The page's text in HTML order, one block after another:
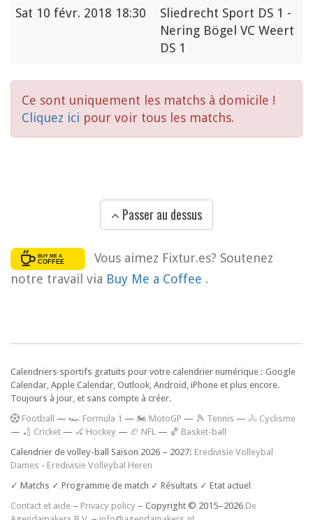
Sat 10 févr. 2018 18:30
Sliedrecht Sport DS 1 -
Nering Bögel VC Weert
DS 1
Ce sont uniquement les matchs à domicile !
Cliquez ici pour voir tous les matchs.
Passer au dessus
Vous aimez Fixtur.es? Soutenez
notre travail via Buy Me a Coffee .
Calendriers sportifs gratuits pour votre calendrier numérique : Google
Calendar, Apple Calendar, Outlook, Android, iPhone et plus encore.
Toujours à jour, et sans compte à créer.
Football — 🏎️ Formula 1 — 🏍 MotoGP — 🎾 Tennis — 🚴 Cyclisme
— 🏏 Cricket — 🏑 Hockey — 🏈 NFL — 🏀 Basket-ball
Calendrier de volley-ball Saison 2026 – 2027: Eredivisie Volleybal
Dames - Eredivisie Volleybal Heren
✓ Matchs ✓ Programme de match ✓ Résultats ✓ Etat actuel
Contact et aide – Privacy policy – Copyright © 2015–2026 De